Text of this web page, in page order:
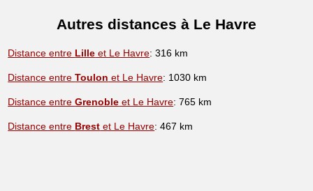
Autres distances à Le Havre
Distance entre Lille et Le Havre: 316 km
Distance entreToulon et Le Havre: 1030 km
Distance entreGrenoble et Le Havre: 765 km
Distance entre Brest et Le Havre: 467 km